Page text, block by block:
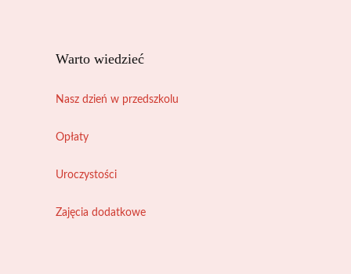
Warto wiedzieć
Nasz dzień w przedszkolu
Opłaty
Uroczystości
Zajęcia dodatkowe